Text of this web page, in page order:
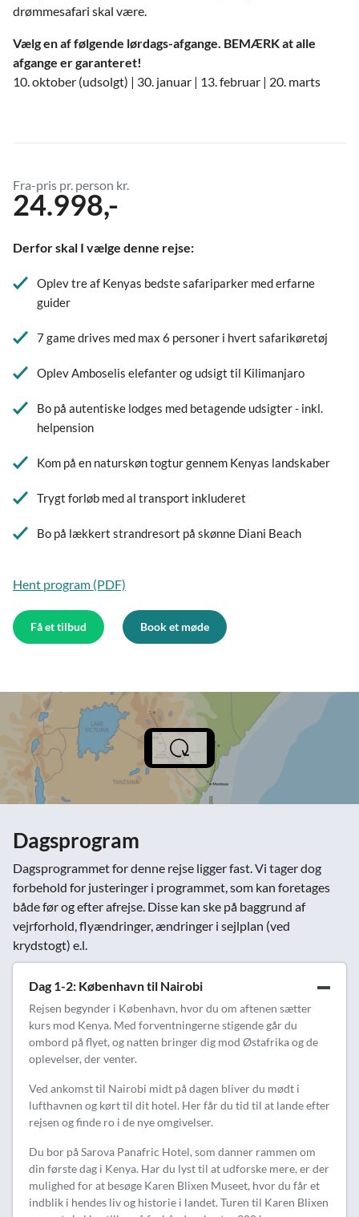
drømmesafari skal være.
Vælg en af følgende lørdags-afgange. BEMÆRK at alle
afgange er garanteret!
10. oktober (udsolgt) | 30. januar | 13. februar | 20. marts
Fra-pris pr. person kr.
24.998,-
Derfor skal I vælge denne rejse:
Oplev tre af Kenyas bedste safariparker med erfarne
guider
7 game drives med max 6 personer i hvert safarikøretøj
Oplev Amboselis elefanter og udsigt til Kilimanjaro
Bo på autentiske lodges med betagende udsigter - inkl.
helpension
Kom på en naturskøn togtur gennem Kenyas landskaber
Trygt forløb med al transport inkluderet
Bo på lækkert strandresort på skønne Diani Beach
Hent program (PDF)
Få et tilbud Book et møde
Dagsprogram
Dagsprogrammet for denne rejse ligger fast. Vi tager dog
forbehold for justeringer i programmet, som kan foretages
både før og efter afrejse. Disse kan ske på baggrund af
vejrforhold, flyændringer, ændringer i sejlplan (ved
krydstogt) e.l.
Dag 1-2: København til Nairobi
Rejsen begynder i København, hvor du om aftenen sætter
kurs mod Kenya. Med forventningerne stigende går du
ombord på flyet, og natten bringer dig mod Østafrika og de
oplevelser, der venter.
Ved ankomst til Nairobi midt på dagen bliver du mødt i
lufthavnen og kørt til dit hotel. Her får du tid til at lande efter
rejsen og finde ro i de nye omgivelser.
Du bor på Sarova Panafric Hotel, som danner rammen om
din første dag i Kenya. Har du lyst til at udforske mere, er der
mulighed for at besøge Karen Blixen Museet, hvor du får et
indblik i hendes liv og historie i landet. Turen til Karen Blixen